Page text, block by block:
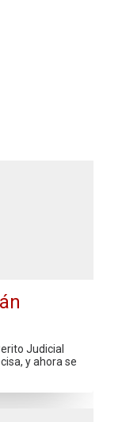
Judicial
y ahora se